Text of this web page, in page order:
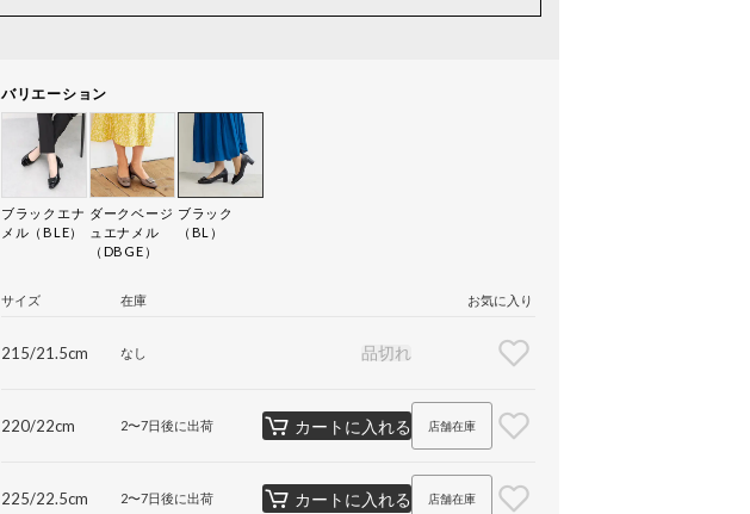
バリエーション
ブラックエナ
メル（BLE）
ダークベージ
ュエナメル
（DBGE）
ブラック
（BL）
サイズ 在庫 お気に入り
215/21.5cm なし 品切れ
220/22cm 2〜7日後に出荷 カートに入れる 店舗在庫
225/22.5cm 2〜7日後に出荷 カートに入れる 店舗在庫